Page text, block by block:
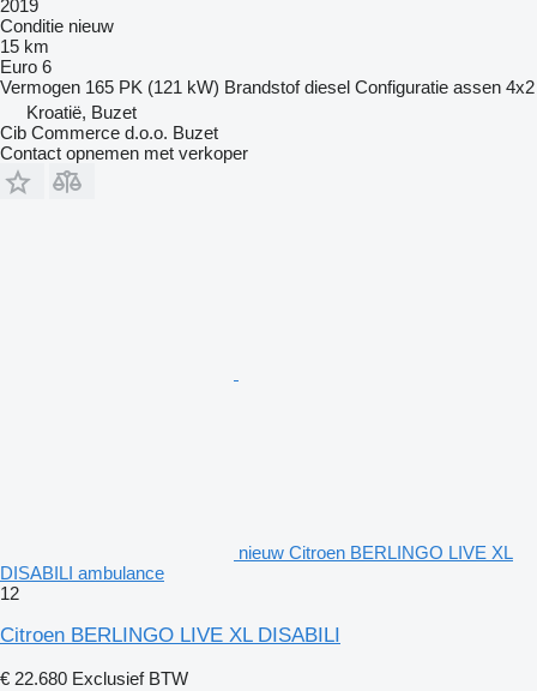
2019
Conditie nieuw
15 km
Euro 6
Vermogen 165 PK (121 kW) Brandstof diesel Configuratie assen 4x2
Kroatië, Buzet
Cib Commerce d.o.o. Buzet
Contact opnemen met verkoper
nieuw Citroen BERLINGO LIVE XL
DISABILI ambulance
12
Citroen BERLINGO LIVE XL DISABILI
€ 22.680 Exclusief BTW